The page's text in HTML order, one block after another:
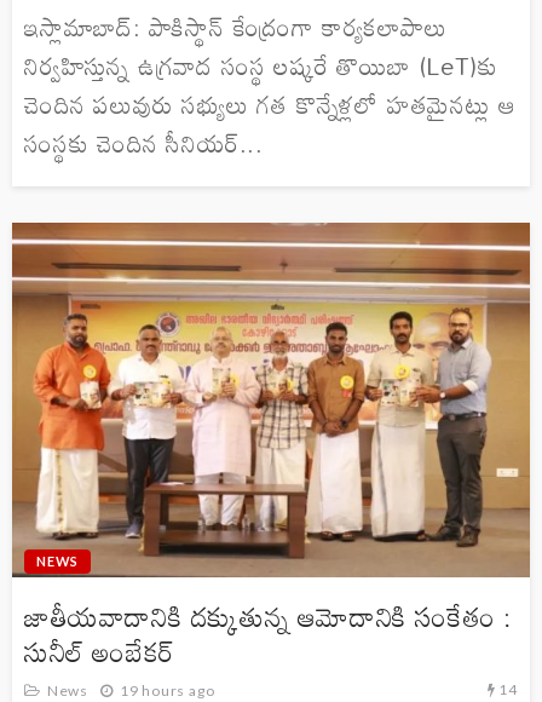
ఇస్లామాబాద్: పాకిస్థాన్ కేంద్రంగా కార్యకలాపాలు
నిర్వహిస్తున్న ఉగ్రవాద సంస్థ లష్కరే తొయిబా (LeT)కు
చెందిన పలువురు సభ్యులు గత కొన్నేళ్లలో హతమైనట్లు ఆ
సంస్థకు చెందిన సీనియర్...
NEWS
జాతీయవాదానికి దక్కుతున్న ఆమోదానికి సంకేతం :
సునీల్ అంబేకర్
News 19 hours ago 14